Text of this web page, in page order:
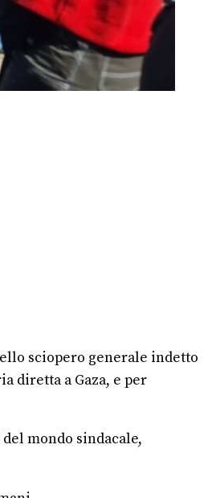
sciopero generale indetto
diretta a Gaza, e per
mondo sindacale,